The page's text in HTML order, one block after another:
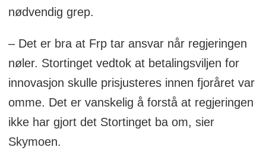
nødvendig grep.
– Det er bra at Frp tar ansvar når regjeringen
nøler. Stortinget vedtok at betalingsviljen for
innovasjon skulle prisjusteres innen fjoråret var
omme. Det er vanskelig å forstå at regjeringen
ikke har gjort det Stortinget ba om, sier
Skymoen.